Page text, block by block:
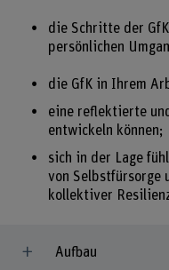
die Schritte der
persönlichen
die GfK in Ihrem
eine reflektierte
entwickeln können;
sich in der Lage
von Selbstfürsorge
kollektiver
Aufbau